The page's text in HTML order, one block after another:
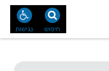
נגישות חיפוש